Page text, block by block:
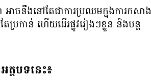
ច​នឹង​នៅ​តែ​ជា​ការ​ប្រឈម​ក្នុង​ការ​កសាង​
រកាន់ ហើយ​ដើរ​ផ្លូវ​រៀងៗ​ខ្លួន និង​បន្ត​
ថបទនេះ៖